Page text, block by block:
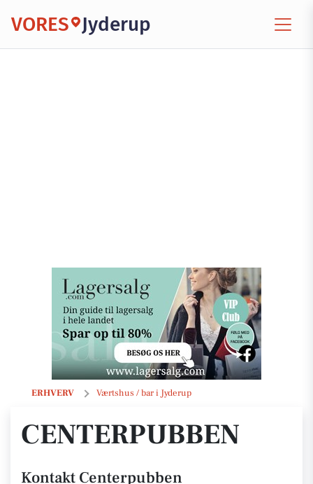
VORES Jyderup
ERHVERV Værtshus / bar i Jyderup
Centerpubben
CENTERPUBBEN
Kontakt Centerpubben